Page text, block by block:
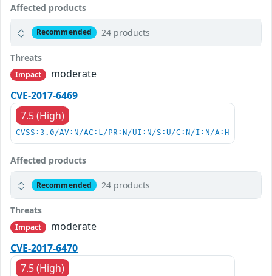
Affected products
Recommended 24 products
Threats
Impact
moderate
CVE-2017-6469
7.5 (High)
CVSS:3.0/AV:N/AC:L/PR:N/UI:N/S:U/C:N/I:N/A:H
Affected products
Recommended 24 products
Threats
Impact
moderate
CVE-2017-6470
7.5 (High)